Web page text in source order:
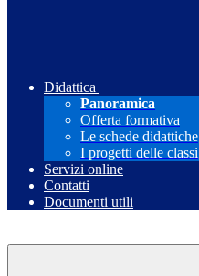
Didattica
Panoramica
Offerta formativa
Le schede didattiche
I progetti delle classi
Servizi online
Contatti
Documenti utili